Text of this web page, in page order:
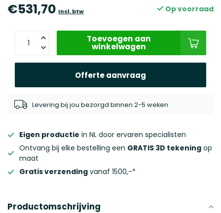
€531,70 Incl. btw Op voorraad
Toevoegen aan
winkelwagen
Offerte aanvraag
Levering bij jou bezorgd binnen 2-5 weken
Eigen productie in NL door ervaren specialisten
Ontvang bij elke bestelling een GRATIS 3D tekening op
maat
Gratis verzending vanaf 1500,-*
Productomschrijving